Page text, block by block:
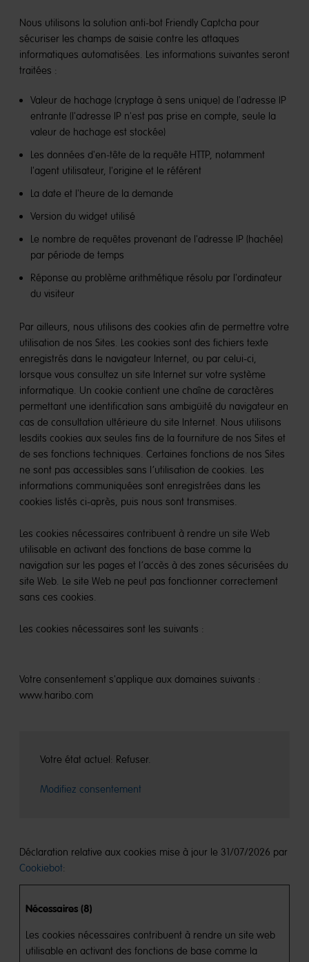
Nous utilisons la solution anti-bot Friendly Captcha pour
sécuriser les champs de saisie contre les attaques
informatiques automatisées. Les informations suivantes seront
traitées :
Valeur de hachage (cryptage à sens unique) de l'adresse IP
entrante (l'adresse IP n'est pas prise en compte, seule la
valeur de hachage est stockée)
Les données d'en-tête de la requête HTTP, notamment
l'agent utilisateur, l'origine et le référent
La date et l'heure de la demande
Version du widget utilisé
Le nombre de requêtes provenant de l'adresse IP (hachée)
par période de temps
Réponse au problème arithmétique résolu par l'ordinateur
du visiteur
Par ailleurs, nous utilisons des cookies afin de permettre votre
utilisation de nos Sites. Les cookies sont des fichiers texte
enregistrés dans le navigateur Internet, ou par celui-ci,
lorsque vous consultez un site Internet sur votre système
informatique. Un cookie contient une chaîne de caractères
permettant une identification sans ambigüité du navigateur en
cas de consultation ultérieure du site Internet. Nous utilisons
lesdits cookies aux seules fins de la fourniture de nos Sites et
de ses fonctions techniques. Certaines fonctions de nos Sites
ne sont pas accessibles sans l’utilisation de cookies. Les
informations communiquées sont enregistrées dans les
cookies listés ci-après, puis nous sont transmises.
Les cookies nécessaires contribuent à rendre un site Web
utilisable en activant des fonctions de base comme la
navigation sur les pages et l’accès à des zones sécurisées du
site Web. Le site Web ne peut pas fonctionner correctement
sans ces cookies.
Les cookies nécessaires sont les suivants :
Votre consentement s'applique aux domaines suivants :
www.haribo.com
Votre état ​​actuel: Refuser.
Modifiez consentement
Déclaration relative aux cookies mise à jour le 31/07/2026 par
Cookiebot:
Nécessaires (8)
Les cookies nécessaires contribuent à rendre un site web
utilisable en activant des fonctions de base comme la